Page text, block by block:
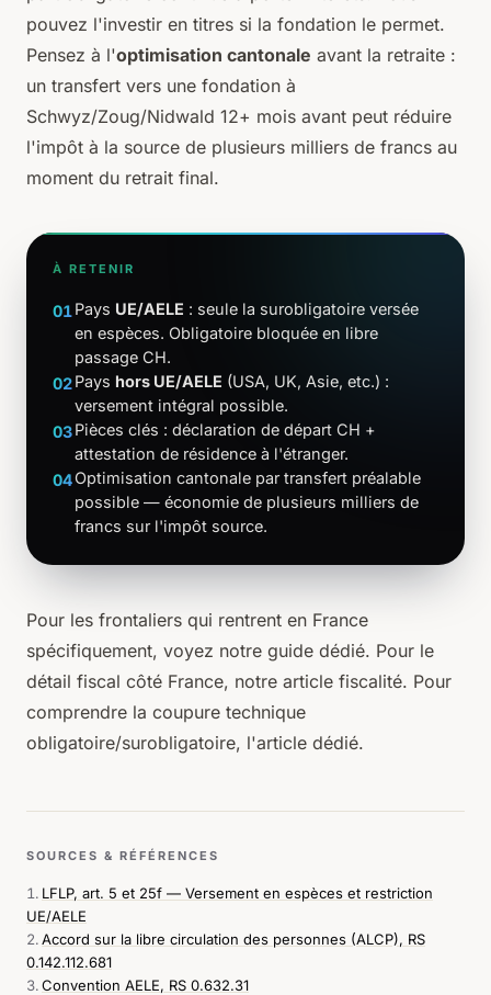
pouvez l'investir en titres si la fondation le permet.
Pensez à l'optimisation cantonale avant la retraite :
un transfert vers une fondation à
Schwyz/Zoug/Nidwald 12+ mois avant peut réduire
l'impôt à la source de plusieurs milliers de francs au
moment du retrait final.
À RETENIR
01Pays UE/AELE : seule la surobligatoire versée
en espèces. Obligatoire bloquée en libre
passage CH.
02Pays hors UE/AELE (USA, UK, Asie, etc.) :
versement intégral possible.
03Pièces clés : déclaration de départ CH +
attestation de résidence à l'étranger.
04Optimisation cantonale par transfert préalable
possible — économie de plusieurs milliers de
francs sur l'impôt source.
Pour les frontaliers qui rentrent en France
spécifiquement, voyez notre guide dédié. Pour le
détail fiscal côté France, notre article fiscalité. Pour
comprendre la coupure technique
obligatoire/surobligatoire, l'article dédié.
SOURCES & RÉFÉRENCES
LFLP, art. 5 et 25f — Versement en espèces et restriction
UE/AELE
Accord sur la libre circulation des personnes (ALCP), RS
0.142.112.681
Convention AELE, RS 0.632.31